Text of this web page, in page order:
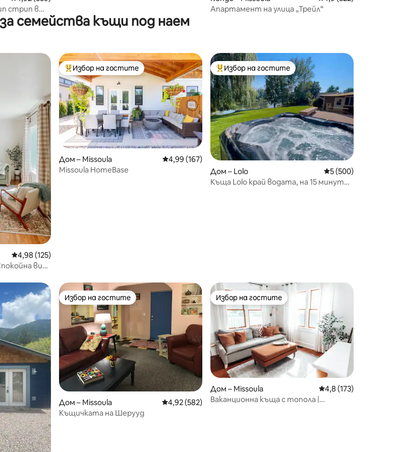
стрип в
Апартамент на улица „Трейл“
семейства къщи под наем
Средна оценка: 4,98 от 5, 125 отзива
4,98 (125)
вила
Най-популярен избор на гостите
Избор на гостите
Дом – Missoula Средна оценка: 4,99 от 5, 167 отзива
4,99 (167)
Missoula HomeBase
Най-популярен избор на гостите
Избор на гостите
Дом – Lolo Средна оценка: 5
5 (500)
Къща Lolo край водата, на 15 минути
Избор на гостите
Избор на гостите
Дом – Missoula Средна оценка: 4,92 от 5, 582 отзива
4,92 (582)
Къщичката на Шерууд
Избор на гостите
Избор на гостите
Дом – Missoula Средна оценка: 4,8
4,8 (173)
Ваканционна къща с топола |